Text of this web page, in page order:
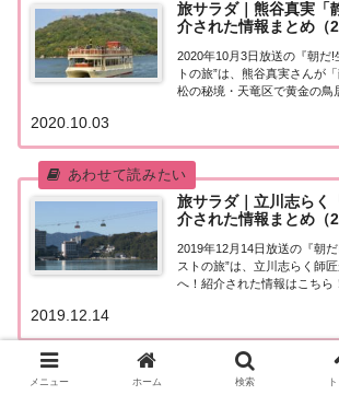
旅サラダ｜熊谷真実「
介された情報まとめ（
2020年10月3日放送の『朝だ!
トの旅”は、熊谷真実さんが
松の秘境・天竜区で黄金の鳥
国産キャビアを堪能！紹介
谷真実「静岡県浜松市」今日
2020.10.03
旅サラダ｜立川志らく
介された情報まとめ（
2019年12月14日放送の『朝
ストの旅”は、立川志らく師
へ！紹介された情報はこちら
川志らく師匠。母親の実家が
思い出がたくさんある静岡県
2019.12.14
メニュー ホーム 検索